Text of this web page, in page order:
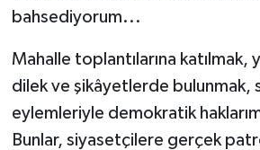
bahsediyorum...
Mahalle toplantılarına
dilek ve şikâyetlerde bulunmak,
eylemleriyle demokratik
Bunlar, siyasetçilere gerçek